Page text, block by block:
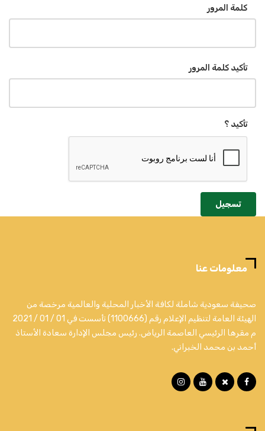
كلمة المرور
تأكيد كلمة المرور
تأكيد ؟
تسجيل
معلومات عنا
صحيفة سعودية شاملة لكافة الأخبار المحلية والعالمية مرخصة من
الهيئة العامة لتنظيم الإعلام رقم (1100666) تأسست في 01 / 01 / 2021
م مقرها الرئيسي العاصمة الرياض. رئيس مجلس الإدارة سعادة الأستاذ
أحمد بن محمد الخبراني.